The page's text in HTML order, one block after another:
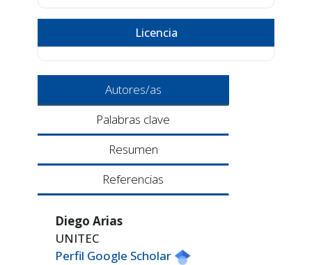
Licencia
Autores/as
Palabras clave
Resumen
Referencias
Diego Arias
UNITEC
Perfil Google Scholar